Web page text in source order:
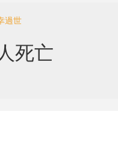
過世
死亡